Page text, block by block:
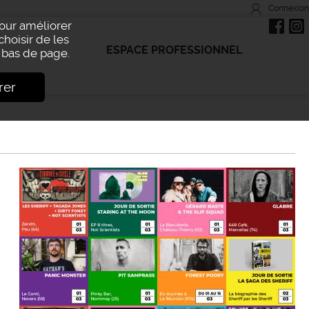
améliorer
de les
de page.
Connexion
ESPACE PROFESSIONNEL